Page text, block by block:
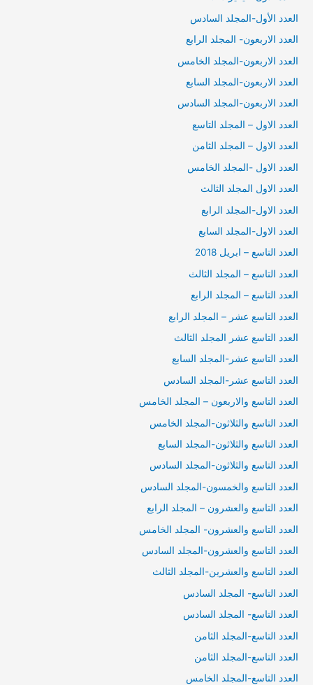
العدد الأول-المجلد السادس
العدد الاربعون- المجلد الرابع
العدد الاربعون-المجلد الخامس
العدد الاربعون-المجلد السابع
العدد الاربعون-المجلد السادس
العدد الاول – المجلد التاسع
العدد الاول – المجلد الثامن
العدد الاول -المجلد الخامس
العدد الاول المجلد الثالث
العدد الاول-المجلد الرابع
العدد الاول-المجلد السابع
العدد التاسع – ابريل 2018
العدد التاسع – المجلد الثالث
العدد التاسع – المجلد الرابع
العدد التاسع عشر – المجلد الرابع
العدد التاسع عشر المجلد الثالث
العدد التاسع عشر-المجلد السابع
العدد التاسع عشر-المجلد السادس
العدد التاسع والاربعون – المجلد الخامس
العدد التاسع والثلاثون-المجلد الخامس
العدد التاسع والثلاثون-المجلد السابع
العدد التاسع والثلاثون-المجلد السادس
العدد التاسع والخمسون-المجلد السادس
العدد التاسع والعشرون – المجلد الرابع
العدد التاسع والعشرون- المجلد الخامس
العدد التاسع والعشرون-المجلد السادس
العدد التاسع والعشرين-المجلد الثالث
العدد التاسع- المجلد السادس
العدد التاسع- المجلد السادس
العدد التاسع-المجلد الثامن
العدد التاسع-المجلد الثامن
العدد التاسع-المجلد الخامس